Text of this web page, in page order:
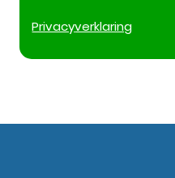
Privacyverklaring